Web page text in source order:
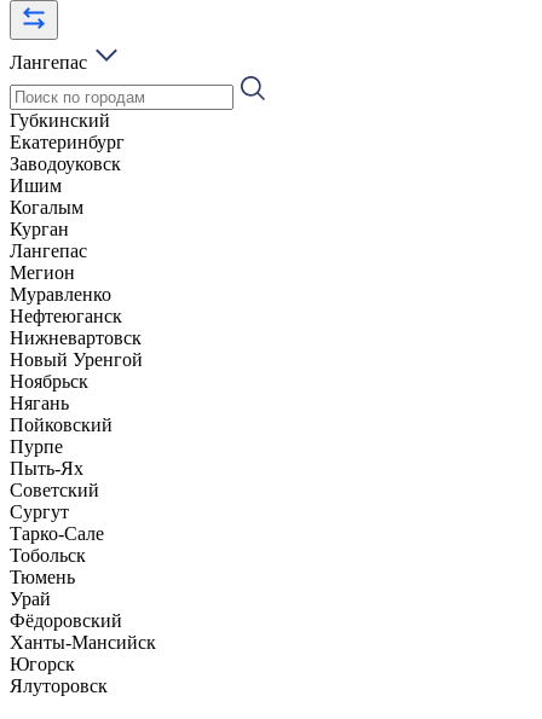
Лангепас
Губкинский
Екатеринбург
Заводоуковск
Ишим
Когалым
Курган
Лангепас
Мегион
Муравленко
Нефтеюганск
Нижневартовск
Новый Уренгой
Ноябрьск
Нягань
Пойковский
Пурпе
Пыть-Ях
Советский
Сургут
Тарко-Сале
Тобольск
Тюмень
Урай
Фёдоровский
Ханты-Мансийск
Югорск
Ялуторовск